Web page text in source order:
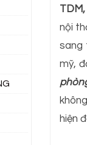
nội
sang
mỹ,
hiện